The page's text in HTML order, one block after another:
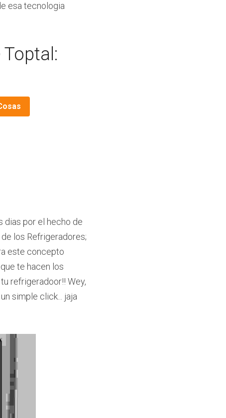
esa tecnologia
dias por el hecho de
los Refrigeradores;
este concepto
te hacen los
refrigeradoor!! Wey,
simple click... jaja